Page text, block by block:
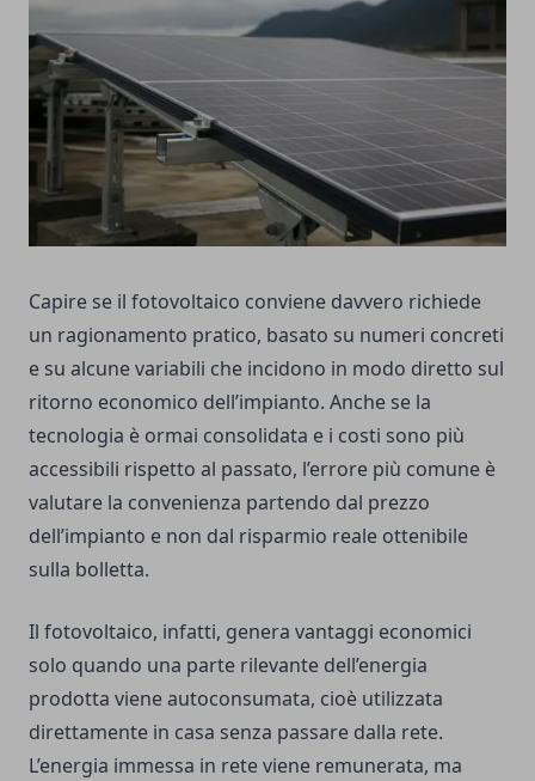
Capire se il fotovoltaico conviene davvero richiede
un ragionamento pratico, basato su numeri concreti
e su alcune variabili che incidono in modo diretto sul
ritorno economico dell’impianto. Anche se la
tecnologia è ormai consolidata e i costi sono più
accessibili rispetto al passato, l’errore più comune è
valutare la convenienza partendo dal prezzo
dell’impianto e non dal risparmio reale ottenibile
sulla bolletta.
Il fotovoltaico, infatti, genera vantaggi economici
solo quando una parte rilevante dell’energia
prodotta viene autoconsumata, cioè utilizzata
direttamente in casa senza passare dalla rete.
L’energia immessa in rete viene remunerata, ma